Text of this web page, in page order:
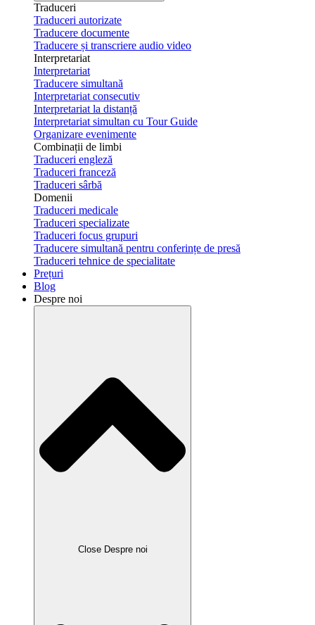
Traduceri
Traduceri autorizate
Traducere documente
Traducere și transcriere audio video
Interpretariat
Interpretariat
Traducere simultană
Interpretariat consecutiv
Interpretariat la distanță
Interpretariat simultan cu Tour Guide
Organizare evenimente
Combinații de limbi
Traduceri engleză
Traduceri franceză
Traduceri sârbă
Domenii
Traduceri medicale
Traduceri specializate
Traduceri focus grupuri
Traducere simultană pentru conferințe de presă
Traduceri tehnice de specialitate
Prețuri
Blog
Despre noi
Close Despre noi